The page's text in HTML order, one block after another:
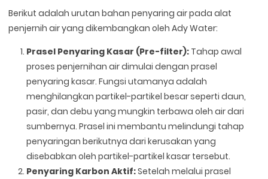
Berikut adalah urutan bahan penyaring air pada alat
penjernih air yang dikembangkan oleh Ady Water:
Prasel Penyaring Kasar (Pre-filter): Tahap awal
proses penjernihan air dimulai dengan prasel
penyaring kasar. Fungsi utamanya adalah
menghilangkan partikel-partikel besar seperti daun,
pasir, dan debu yang mungkin terbawa oleh air dari
sumbernya. Prasel ini membantu melindungi tahap
penyaringan berikutnya dari kerusakan yang
disebabkan oleh partikel-partikel kasar tersebut.
Penyaring Karbon Aktif:Setelah melalui prasel